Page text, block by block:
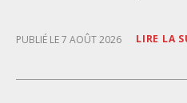
personnes retenues à
préfecture de police de Paris.
PUBLIÉ LE 7 AOÛT 2026 LIRE LA